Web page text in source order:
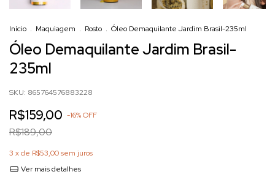
Início . Maquiagem . Rosto . Óleo Demaquilante Jardim Brasil-235ml
Óleo Demaquilante Jardim Brasil-
235ml
SKU: 865764576883228
R$159,00 -16%OFF
R$189,00
3 x de R$53,00sem juros
Ver mais detalhes